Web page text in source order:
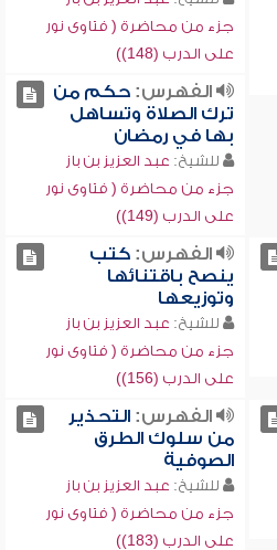
جزء من محاضرة ( فتاوى نور
على الدرب (148))
الفهرس:حكم من
ترك الصلاة وتساهل
بها في رمضان
للشيخ: عبد العزيز بن باز
جزء من محاضرة ( فتاوى نور
على الدرب (149))
الفهرس:كتب
ينصح باقتنائها
وتوزيعها
للشيخ: عبد العزيز بن باز
جزء من محاضرة ( فتاوى نور
على الدرب (156))
الفهرس:التحذير
من سلوك الطرق
الصوفية
للشيخ: عبد العزيز بن باز
جزء من محاضرة ( فتاوى نور
على الدرب (183))